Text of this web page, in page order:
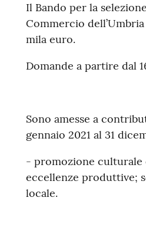
Il Bando per la
Commercio
mila euro.
Domande a partire dal
Sono amesse a
gennaio 2021 al 31
- promozione
eccellenze produttive;
locale.